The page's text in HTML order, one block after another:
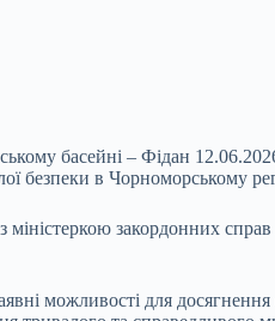
басейні – Фідан
безпеки в Чорноморському
закордонних справ
можливості для